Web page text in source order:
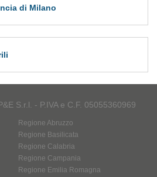
di Milano
S.r.l. - P.IVA e C.F. 05055360969
Regione Abruzzo
Regione Basilicata
Regione Calabria
Regione Campania
Regione Emilia Romagna